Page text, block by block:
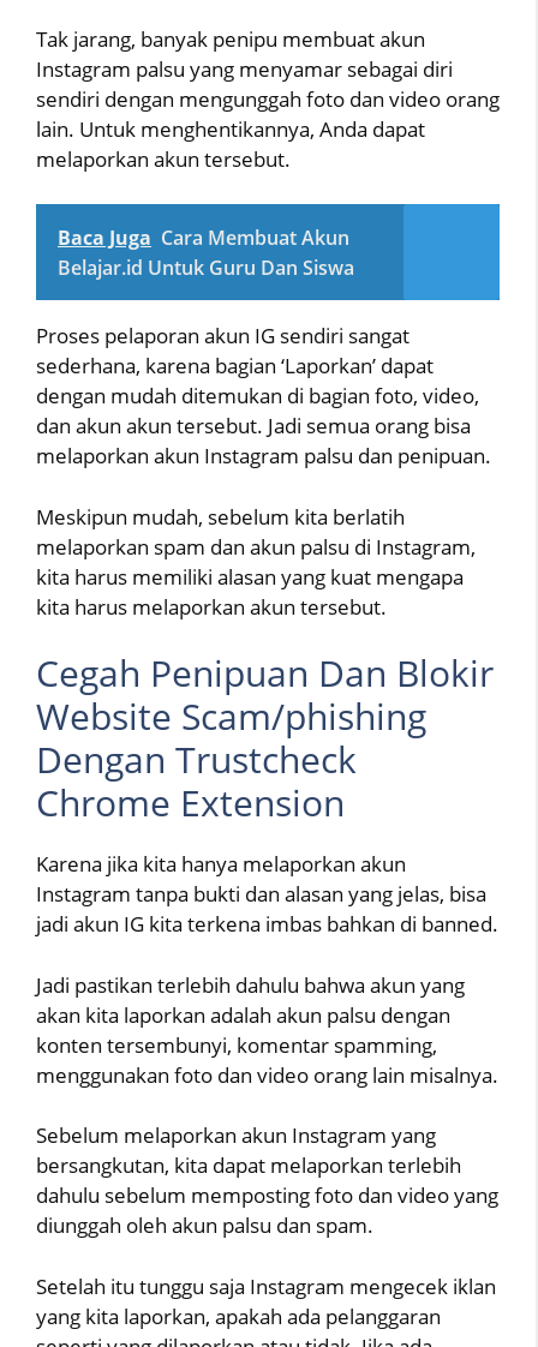
Tak jarang, banyak penipu membuat akun
Instagram palsu yang menyamar sebagai diri
sendiri dengan mengunggah foto dan video orang
lain. Untuk menghentikannya, Anda dapat
melaporkan akun tersebut.
Baca Juga Cara Membuat Akun
Belajar.id Untuk Guru Dan Siswa
Proses pelaporan akun IG sendiri sangat
sederhana, karena bagian ‘Laporkan’ dapat
dengan mudah ditemukan di bagian foto, video,
dan akun akun tersebut. Jadi semua orang bisa
melaporkan akun Instagram palsu dan penipuan.
Meskipun mudah, sebelum kita berlatih
melaporkan spam dan akun palsu di Instagram,
kita harus memiliki alasan yang kuat mengapa
kita harus melaporkan akun tersebut.
Cegah Penipuan Dan Blokir
Website Scam/phishing
Dengan Trustcheck
Chrome Extension
Karena jika kita hanya melaporkan akun
Instagram tanpa bukti dan alasan yang jelas, bisa
jadi akun IG kita terkena imbas bahkan di banned.
Jadi pastikan terlebih dahulu bahwa akun yang
akan kita laporkan adalah akun palsu dengan
konten tersembunyi, komentar spamming,
menggunakan foto dan video orang lain misalnya.
Sebelum melaporkan akun Instagram yang
bersangkutan, kita dapat melaporkan terlebih
dahulu sebelum memposting foto dan video yang
diunggah oleh akun palsu dan spam.
Setelah itu tunggu saja Instagram mengecek iklan
yang kita laporkan, apakah ada pelanggaran